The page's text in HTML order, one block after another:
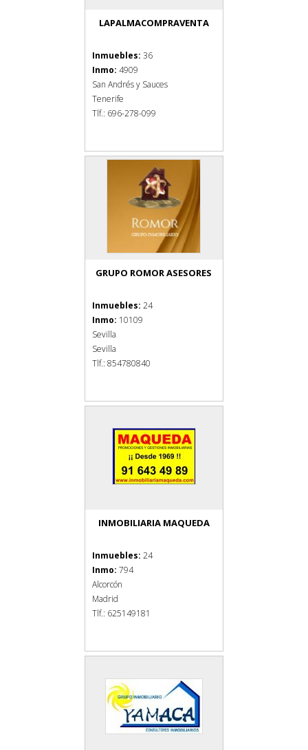
LAPALMACOMPRAVENTA
Inmuebles: 36
Inmo: 4909
San Andrés y Sauces
Tenerife
Tlf.: 696-278-099
GRUPO ROMOR ASESORES
Inmuebles: 24
Inmo: 10109
Sevilla
Sevilla
Tlf.: 854780840
INMOBILIARIA MAQUEDA
Inmuebles: 24
Inmo: 794
Alcorcón
Madrid
Tlf.: 625149181